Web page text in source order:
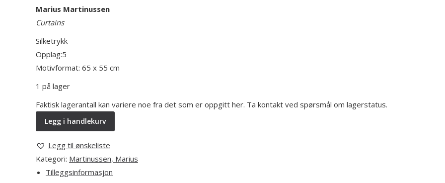
Marius Martinussen
Curtains
Silketrykk
Opplag:5
Motivformat: 65 x 55 cm
1 på lager
Faktisk lagerantall kan variere noe fra det som er oppgitt her. Ta kontakt ved spørsmål om lagerstatus.
Legg i handlekurv
Legg til ønskeliste
Kategori: Martinussen, Marius
Tilleggsinformasjon